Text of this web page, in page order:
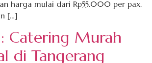
harga mulai dari Rp55.000 per pax.
[…]
Catering Murah
di Tangerang